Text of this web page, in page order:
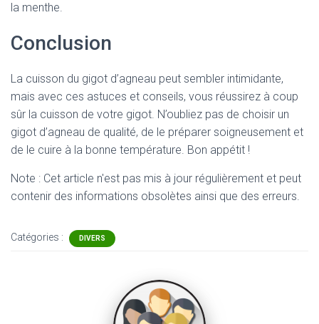
la menthe.
Conclusion
La cuisson du gigot d’agneau peut sembler intimidante,
mais avec ces astuces et conseils, vous réussirez à coup
sûr la cuisson de votre gigot. N’oubliez pas de choisir un
gigot d’agneau de qualité, de le préparer soigneusement et
de le cuire à la bonne température. Bon appétit !
Note : Cet article n'est pas mis à jour régulièrement et peut
contenir des informations obsolètes ainsi que des erreurs.
Catégories : DIVERS